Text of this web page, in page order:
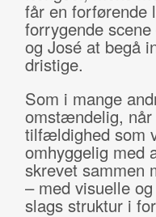
får en forførende
forrygende
og José at begå
dristige.
Som i mange
omstændelig, når
tilfældighed som
omhyggelig med
skrevet sammen
– med visuelle
slags struktur i